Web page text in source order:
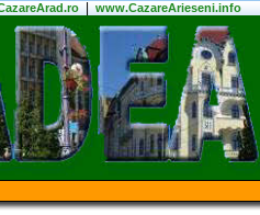
| www.CazareArieseni.info